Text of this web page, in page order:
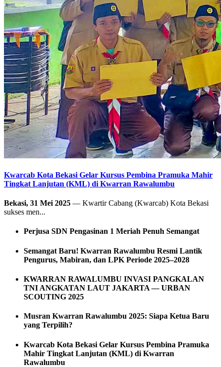
Kwarcab Kota Bekasi Gelar Kursus Pembina Pramuka Mahir
Tingkat Lanjutan (KML) di Kwarran Rawalumbu
Bekasi, 31 Mei 2025 — Kwartir Cabang (Kwarcab) Kota Bekasi
sukses men...
Perjusa SDN Pengasinan 1 Meriah Penuh Semangat
Semangat Baru! Kwarran Rawalumbu Resmi Lantik
Pengurus, Mabiran, dan LPK Periode 2025–2028
KWARRAN RAWALUMBU INVASI PANGKALAN
TNI ANGKATAN LAUT JAKARTA — URBAN
SCOUTING 2025
Musran Kwarran Rawalumbu 2025: Siapa Ketua Baru
yang Terpilih?
Kwarcab Kota Bekasi Gelar Kursus Pembina Pramuka
Mahir Tingkat Lanjutan (KML) di Kwarran
Rawalumbu